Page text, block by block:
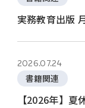
実務教育出版
2026.07.24
書籍関連
【2026年】